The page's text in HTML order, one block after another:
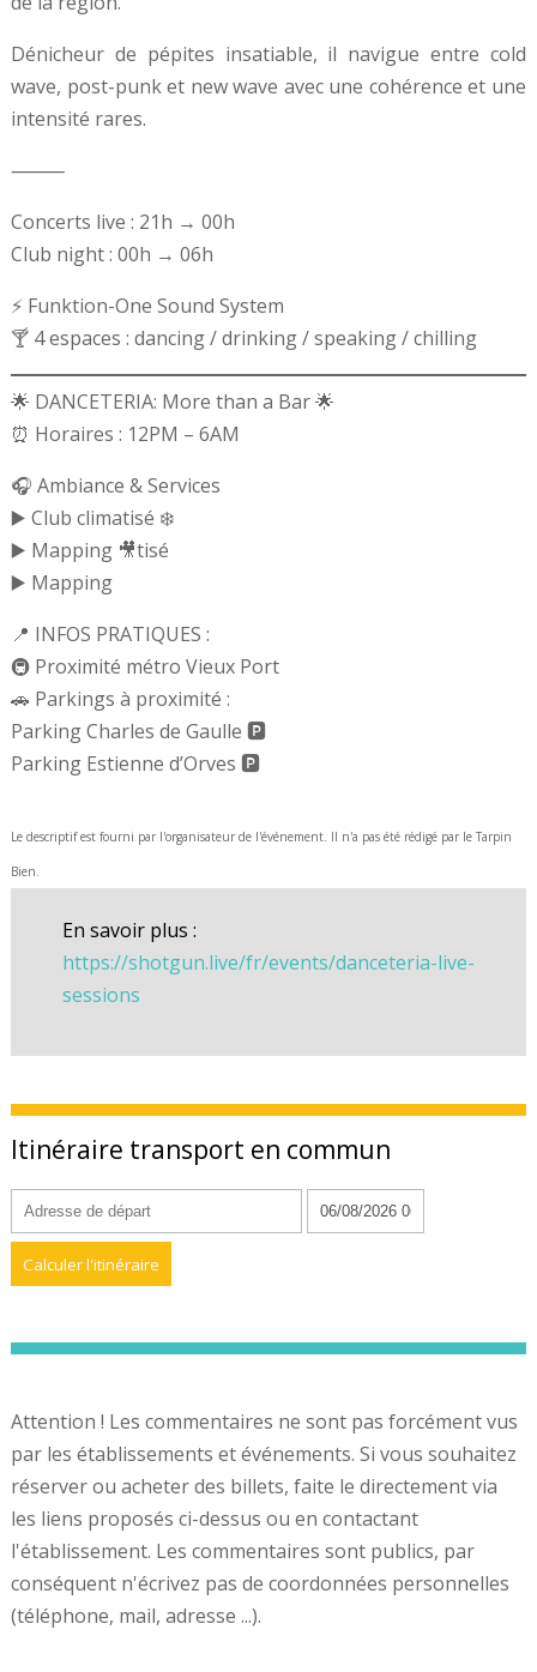
Dénicheur de pépites insatiable, il navigue entre cold
wave, post-punk et new wave avec une cohérence et une
intensité rares.
⸻
Concerts live : 21h → 00h
Club night : 00h → 06h
⚡ Funktion-One Sound System
🍸 4 espaces : dancing / drinking / speaking / chilling
🌟 DANCETERIA: More than a Bar 🌟
⏰ Horaires : 12PM – 6AM
🎧 Ambiance & Services
▶️ Club climatisé ❄️
▶️ Mapping 🎥tisé
▶️ Mapping
📍 INFOS PRATIQUES :
🚇 Proximité métro Vieux Port
🚗 Parkings à proximité :
Parking Charles de Gaulle 🅿️
Parking Estienne d’Orves 🅿️
Le descriptif est fourni par l'organisateur de l'événement. Il n'a pas été rédigé par le Tarpin
Bien.
En savoir plus :
https://shotgun.live/fr/events/danceteria-live-
sessions
Itinéraire transport en commun
Attention ! Les commentaires ne sont pas forcément vus
par les établissements et événements. Si vous souhaitez
réserver ou acheter des billets, faite le directement via
les liens proposés ci-dessus ou en contactant
l'établissement. Les commentaires sont publics, par
conséquent n'écrivez pas de coordonnées personnelles
(téléphone, mail, adresse ...).